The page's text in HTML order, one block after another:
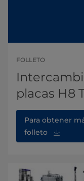
FOLLETO
placas H8
Para obtener
folleto